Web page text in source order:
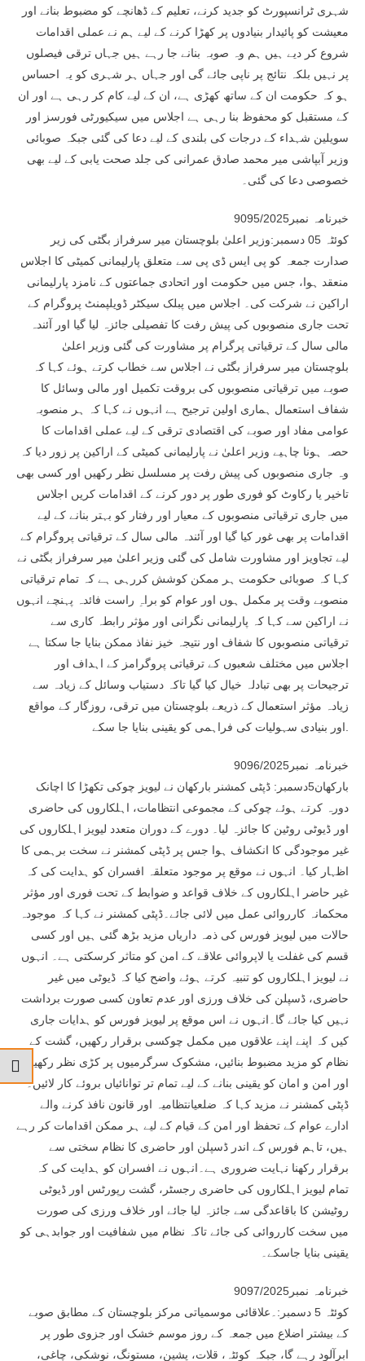
شہری ٹرانسپورٹ کو جدید کرنے، تعلیم کے ڈھانچے کو مضبوط بنانے اور
معیشت کو پائیدار بنیادوں پر کھڑا کرنے کے لیے ہم نے عملی اقدامات
شروع کر دیے ہیں ہم وہ صوبہ بنانے جا رہے ہیں جہاں ترقی فیصلوں
پر نہیں بلکہ نتائج پر ناپی جائے گی اور جہاں ہر شہری کو یہ احساس
ہو کہ حکومت ان کے ساتھ کھڑی ہے، ان کے لیے کام کر رہی ہے اور ان
کے مستقبل کو محفوظ بنا رہی ہے اجلاس میں سیکیورٹی فورسز اور
سویلین شہداء کے درجات کی بلندی کے لیے دعا کی گئی جبکہ صوبائی
وزیر آبپاشی میر محمد صادق عمرانی کی جلد صحت یابی کے لیے بھی
خصوصی دعا کی گئی۔
خبرنامہ نمبر9095/2025
کوئٹہ 05 دسمبر:وزیر اعلیٰ بلوچستان میر سرفراز بگٹی کی زیر
صدارت جمعہ کو پی ایس ڈی پی سے متعلق پارلیمانی کمیٹی کا اجلاس
منعقد ہوا، جس میں حکومت اور اتحادی جماعتوں کے نامزد پارلیمانی
اراکین نے شرکت کی۔ اجلاس میں پبلک سیکٹر ڈویلپمنٹ پروگرام کے
تحت جاری منصوبوں کی پیش رفت کا تفصیلی جائزہ لیا گیا اور آئندہ
مالی سال کے ترقیاتی پرگرام پر مشاورت کی گئی وزیر اعلیٰ
بلوچستان میر سرفراز بگٹی نے اجلاس سے خطاب کرتے ہوئے کہا کہ
صوبے میں ترقیاتی منصوبوں کی بروقت تکمیل اور مالی وسائل کا
شفاف استعمال ہماری اولین ترجیح ہے انہوں نے کہا کہ ہر منصوبہ
عوامی مفاد اور صوبے کی اقتصادی ترقی کے لیے عملی اقدامات کا
حصہ ہونا چاہیے وزیر اعلیٰ نے پارلیمانی کمیٹی کے اراکین پر زور دیا کہ
وہ جاری منصوبوں کی پیش رفت پر مسلسل نظر رکھیں اور کسی بھی
تاخیر یا رکاوٹ کو فوری طور پر دور کرنے کے اقدامات کریں اجلاس
میں جاری ترقیاتی منصوبوں کے معیار اور رفتار کو بہتر بنانے کے لیے
اقدامات پر بھی غور کیا گیا اور آئندہ مالی سال کے ترقیاتی پروگرام کے
لیے تجاویز اور مشاورت شامل کی گئی وزیر اعلیٰ میر سرفراز بگٹی نے
کہا کہ صوبائی حکومت ہر ممکن کوشش کررہی ہے کہ تمام ترقیاتی
منصوبے وقت پر مکمل ہوں اور عوام کو براہِ راست فائدہ پہنچے انہوں
نے اراکین سے کہا کہ پارلیمانی نگرانی اور مؤثر رابطہ کاری سے
ترقیاتی منصوبوں کا شفاف اور نتیجہ خیز نفاذ ممکن بنایا جا سکتا ہے
اجلاس میں مختلف شعبوں کے ترقیاتی پروگرامز کے اہداف اور
ترجیحات پر بھی تبادلہ خیال کیا گیا تاکہ دستیاب وسائل کے زیادہ سے
زیادہ مؤثر استعمال کے ذریعے بلوچستان میں ترقی، روزگار کے مواقع
خبرنامہ نمبر9096/2025
بارکھان5دسمبر: ڈپٹی کمشنر بارکھان نے لیویز چوکی تکھڑا کا اچانک
دورہ کرتے ہوئے چوکی کے مجموعی انتظامات، اہلکاروں کی حاضری
اور ڈیوٹی روٹین کا جائزہ لیا۔ دورے کے دوران متعدد لیویز اہلکاروں کی
غیر موجودگی کا انکشاف ہوا جس پر ڈپٹی کمشنر نے سخت برہمی کا
اظہار کیا۔ انہوں نے موقع پر موجود متعلقہ افسران کو ہدایت کی کہ
غیر حاضر اہلکاروں کے خلاف قواعد و ضوابط کے تحت فوری اور مؤثر
محکمانہ کارروائی عمل میں لائی جائے۔ڈپٹی کمشنر نے کہا کہ موجودہ
حالات میں لیویز فورس کی ذمہ داریاں مزید بڑھ گئی ہیں اور کسی
قسم کی غفلت یا لاپروائی علاقے کے امن کو متاثر کرسکتی ہے۔ انہوں
نے لیویز اہلکاروں کو تنبیہ کرتے ہوئے واضح کیا کہ ڈیوٹی میں غیر
حاضری، ڈسپلن کی خلاف ورزی اور عدم تعاون کسی صورت برداشت
نہیں کیا جائے گا۔انہوں نے اس موقع پر لیویز فورس کو ہدایات جاری
کیں کہ اپنے اپنے علاقوں میں مکمل چوکسی برقرار رکھیں، گشت کے
نظام کو مزید مضبوط بنائیں، مشکوک سرگرمیوں پر کڑی نظر رکھیں
اور امن و امان کو یقینی بنانے کے لیے تمام تر توانائیاں بروئے کار لائیں۔
ڈپٹی کمشنر نے مزید کہا کہ ضلعیانتظامیہ اور قانون نافذ کرنے والے
ادارے عوام کے تحفظ اور امن کے قیام کے لیے ہر ممکن اقدامات کر رہے
ہیں، تاہم فورس کے اندر ڈسپلن اور حاضری کا نظام سختی سے
برقرار رکھنا نہایت ضروری ہے۔انہوں نے افسران کو ہدایت کی کہ
تمام لیویز اہلکاروں کی حاضری رجسٹر، گشت رپورٹس اور ڈیوٹی
روٹیشن کا باقاعدگی سے جائزہ لیا جائے اور خلاف ورزی کی صورت
میں سخت کارروائی کی جائے تاکہ نظام میں شفافیت اور جوابدہی کو
یقینی بنایا جاسکے۔
خبرنامہ نمبر9097/2025
کوئٹہ 5 دسمبر:۔علاقائی موسمیاتی مرکز بلوچستان کے مطابق صوبے
کے بیشتر اضلاع میں جمعہ کے روز موسم خشک اور جزوی طور پر
ابرآلود رہے گا، جبکہ کوئٹہ، قلات، پشین، مستونگ، نوشکی، چاغی،